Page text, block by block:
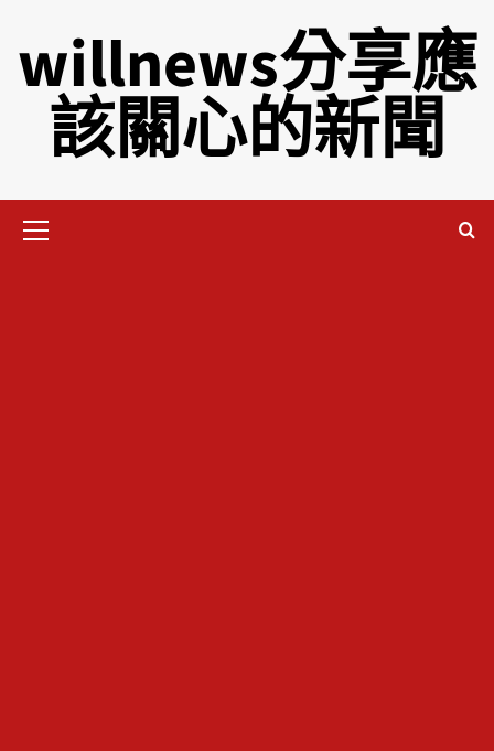
willnews分享應
該關心的新聞